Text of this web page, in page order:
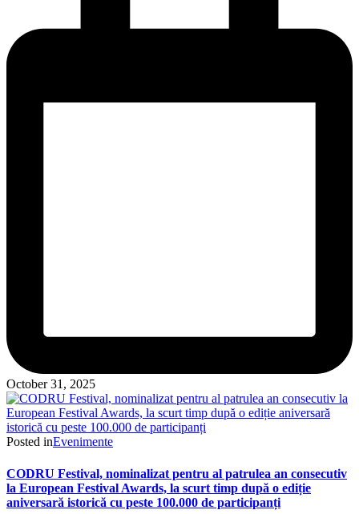
October 31, 2025
Posted inEvenimente
CODRU Festival, nominalizat pentru al patrulea an consecutiv
la European Festival Awards, la scurt timp după o ediție
aniversară istorică cu peste 100.000 de participanți